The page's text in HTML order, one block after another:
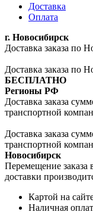
Доставка
Оплата
г. Новосибирск
Доставка заказа по
Доставка заказа по
БЕСПЛАТНО
Регионы РФ
Доставка заказа
транспортной
Доставка заказа
транспортной
Новосибирск
Перемещение заказа
доставки
Картой на
Наличная